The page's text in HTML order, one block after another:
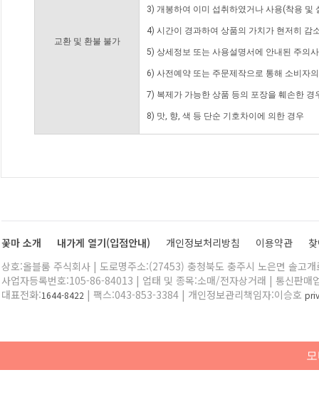
교환 및 환불 불가
3) 개봉하여 이미 섭취하였거나 사용(착용 및
4) 시간이 경과하여 상품의 가치가 현저히 감
5) 상세정보 또는 사용설명서에 안내된 주의
6) 사전예약 또는 주문제작으로 통해 소비자
7) 복제가 가능한 상품 등의 포장을 훼손한 경
8) 맛, 향, 색 등 단순 기호차이에 의한 경우
꽃마 소개 내가게 열기(입점안내) 개인정보처리방침 이용약관
상호:올블룸 주식회사 | 도로명주소:(27453) 충청북도 충주시 노은면 솔고
사업자등록번호:105-86-84013 | 업태 및 종목:소매/전자상거래 | 통신판매
대표전화:1644-8422 | 팩스:043-853-3384 | 개인정보관리책임자:이승호